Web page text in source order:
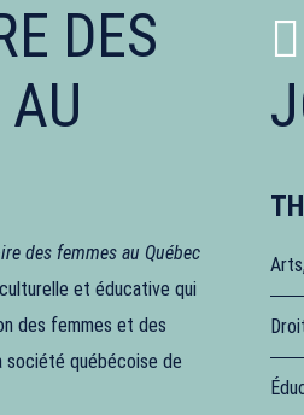
DES
des femmes au Québec
et éducative qui
des femmes et des
société québécoise de